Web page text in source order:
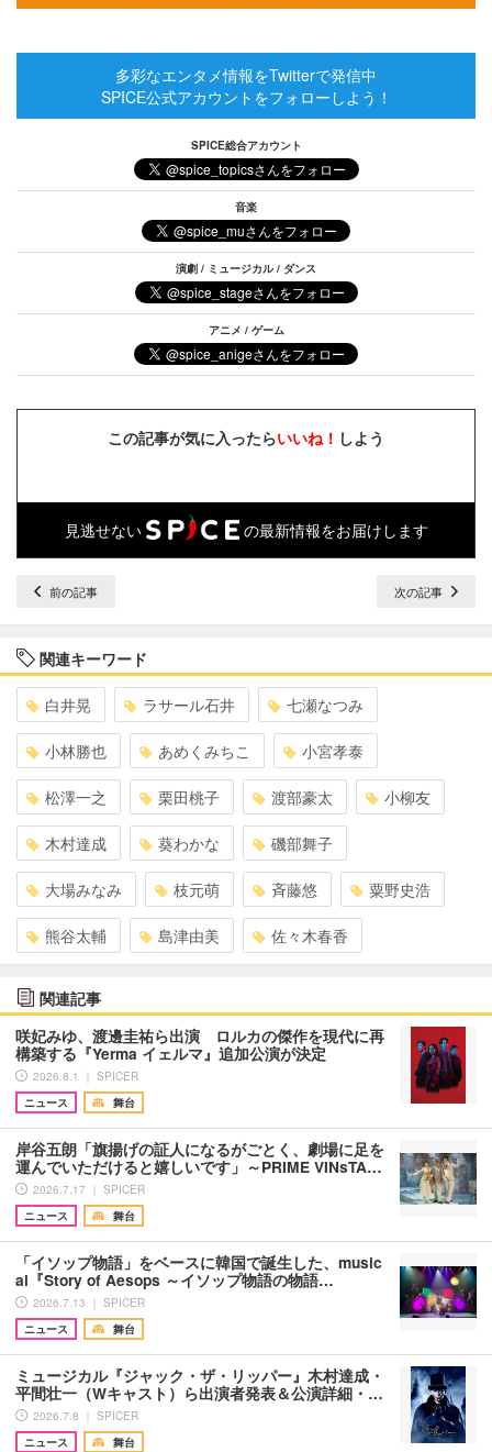
多彩なエンタメ情報をTwitterで発信中
SPICE公式アカウントをフォローしよう！
SPICE総合アカウント
音楽
演劇 / ミュージカル / ダンス
アニメ / ゲーム
この記事が気に入ったらいいね！ しよう
見逃せない の最新情報をお届けします
前の記事 次の記事
関連キーワード
白井晃 ラサール石井 七瀬なつみ
小林勝也 あめくみちこ 小宮孝泰
松澤一之 栗田桃子 渡部豪太 小柳友
木村達成 葵わかな 磯部舞子
大場みなみ 枝元萌 斉藤悠 粟野史浩
熊谷太輔 島津由美 佐々木春香
関連記事
咲妃みゆ、渡邊圭祐ら出演 ロルカの傑作を現代に再
構築する『Yerma イェルマ』追加公演が決定
2026.8.1 ｜ SPICER
ニュース
舞台
岸谷五朗「旗揚げの証人になるがごとく、劇場に足を
運んでいただけると嬉しいです」～PRIME VINsTA…
2026.7.17 ｜ SPICER
ニュース
舞台
「イソップ物語」をベースに韓国で誕生した、music
al『Story of Aesops ～イソップ物語の物語…
2026.7.13 ｜ SPICER
ニュース
舞台
ミュージカル『ジャック・ザ・リッパー』木村達成・
平間壮一（Wキャスト）ら出演者発表＆公演詳細・…
2026.7.8 ｜ SPICER
ニュース
舞台